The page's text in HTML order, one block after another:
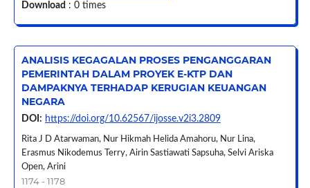
Download : 0 times
ANALISIS KEGAGALAN PROSES PENGANGGARAN
PEMERINTAH DALAM PROYEK E-KTP DAN
DAMPAKNYA TERHADAP KERUGIAN KEUANGAN
NEGARA
DOI: https://doi.org/10.62567/ijosse.v2i3.2809
Rita J D Atarwaman, Nur Hikmah Helida Amahoru, Nur Lina,
Erasmus Nikodemus Terry, Airin Sastiawati Sapsuha, Selvi Ariska
Open, Arini
1174 - 1178